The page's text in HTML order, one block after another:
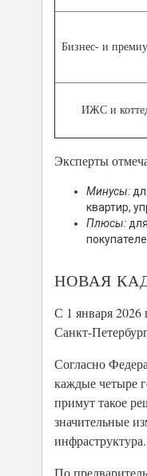
Бизнес- и
ИЖС и
Эксперты
Минусы:
квартир,
Плюсы:
НОВАЯ
С 1 января 2026
Санкт-
Согласно
каждые четыре
примут такое
значительные
инфраструктура.
По